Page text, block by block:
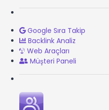
Google Sıra Takip
Backlink Analiz
Web Araçları
Müşteri Paneli